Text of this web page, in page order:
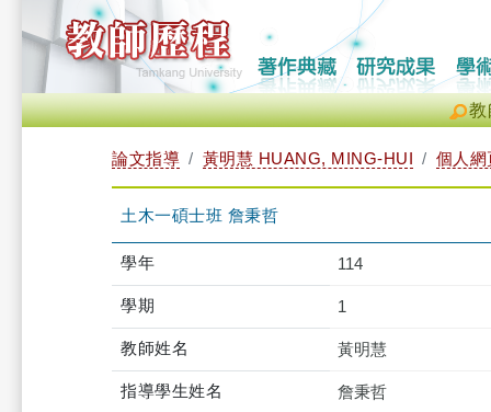
教
論文指導 黃明慧 HUANG, MING-HUI 個人網
土木一碩士班 詹秉哲
學年 114
學期 1
教師姓名 黃明慧
指導學生姓名 詹秉哲